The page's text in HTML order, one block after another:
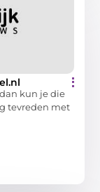
kun je die
tevreden met